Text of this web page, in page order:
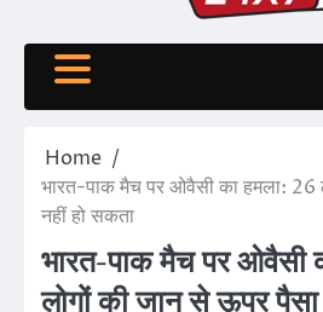
Home
भारत-पाक मैच पर ओवैसी का हमला: 26
नहीं हो सकता
भारत-पाक मैच पर ओवैसी
लोगों की जान से ऊपर